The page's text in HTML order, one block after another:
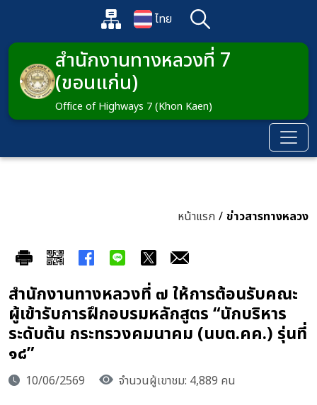
แผนผังเว็บไซต์
เปลี่ยนภาษา
ไทย ค้นหา
เปิดกล่องค้นหาข้อมูลหลักของเว็บไซต์
สำนักงานทางหลวงที่ 7
(ขอนแก่น)
Office of Highways 7 (Khon Kaen)
หน้าแรก / ข่าวสารทางหลวง
สำนักงานทางหลวงที่ ๗ ให้การต้อนรับคณะ
ผู้เข้ารับการฝึกอบรมหลักสูตร “นักบริหาร
ระดับต้น กระทรวงคมนาคม (นบต.คค.) รุ่นที่
๑๘”
10/06/2569 จำนวนผู้เขาชม: 4,889 คน